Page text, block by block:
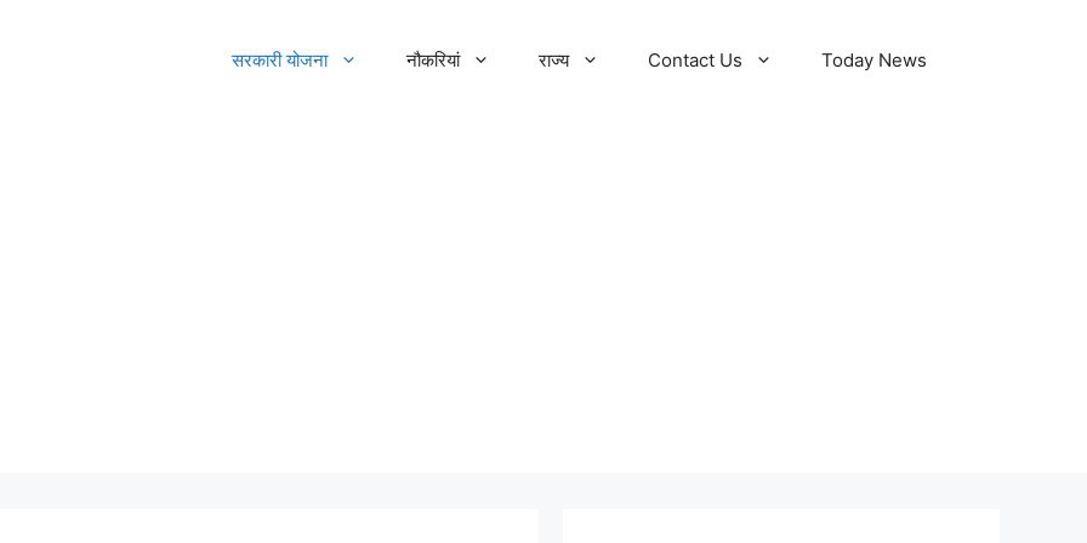
सरकारी योजना नौकरियां राज्य Contact Us Today News